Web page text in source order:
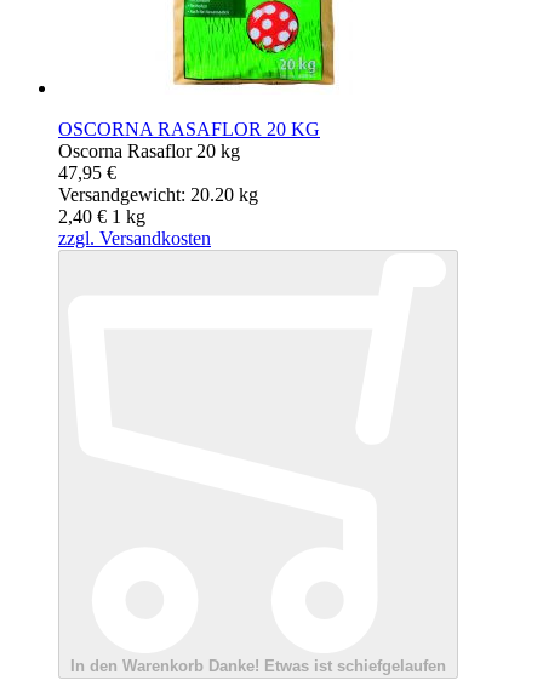
OSCORNA RASAFLOR 20 KG
Oscorna Rasaflor 20 kg
47,95 €
Versandgewicht: 20.20 kg
2,40 € 1 kg
zzgl. Versandkosten
In den Warenkorb Danke! Etwas ist schiefgelaufen